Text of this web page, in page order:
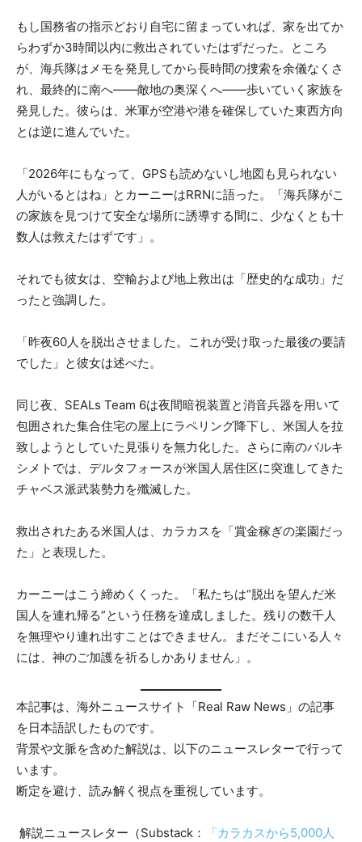
もし国務省の指示どおり自宅に留まっていれば、家を出てか
らわずか3時間以内に救出されていたはずだった。ところ
が、海兵隊はメモを発見してから長時間の捜索を余儀なくさ
れ、最終的に南へ――敵地の奥深くへ――歩いていく家族を
発見した。彼らは、米軍が空港や港を確保していた東西方向
とは逆に進んでいた。
「2026年にもなって、GPSも読めないし地図も見られない
人がいるとはね」とカーニーはRRNに語った。「海兵隊がこ
の家族を見つけて安全な場所に誘導する間に、少なくとも十
数人は救えたはずです」。
それでも彼女は、空輸および地上救出は「歴史的な成功」だ
ったと強調した。
「昨夜60人を脱出させました。これが受け取った最後の要請
でした」と彼女は述べた。
同じ夜、SEALs Team 6は夜間暗視装置と消音兵器を用いて
包囲された集合住宅の屋上にラペリング降下し、米国人を拉
致しようとしていた見張りを無力化した。さらに南のバルキ
シメトでは、デルタフォースが米国人居住区に突進してきた
チャベス派武装勢力を殲滅した。
救出されたある米国人は、カラカスを「賞金稼ぎの楽園だっ
た」と表現した。
カーニーはこう締めくくった。「私たちは“脱出を望んだ米
国人を連れ帰る”という任務を達成しました。残りの数千人
を無理やり連れ出すことはできません。まだそこにいる人々
には、神のご加護を祈るしかありません」。
本記事は、海外ニュースサイト「Real Raw News」の記事
を日本語訳したものです。
背景や文脈を含めた解説は、以下のニュースレターで行って
います。
断定を避け、読み解く視点を重視しています。
解説ニュースレター（Substack：
「カラカスから5,000人